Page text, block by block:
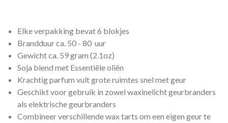
Elke verpakking bevat 6 blokjes
Brandduur ca. 50 - 80 uur
Gewicht ca. 59 gram (2.1oz)
Soja blend met Essentiële oliën
Krachtig parfum vult grote ruimtes snel met geur
Geschikt voor gebruik in zowel waxinelicht geurbranders
als elektrische geurbranders
Combineer verschillende wax tarts om een eigen geur te